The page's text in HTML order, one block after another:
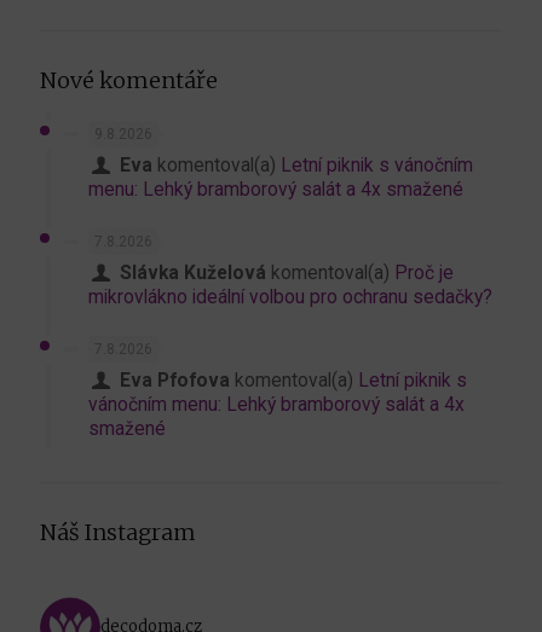
Nové komentáře
9.8.2026
Eva komentoval(a) Letní piknik s vánočním
menu: Lehký bramborový salát a 4x smažené
7.8.2026
Slávka Kuželová komentoval(a) Proč je
mikrovlákno ideální volbou pro ochranu sedačky?
7.8.2026
Eva Pfofova komentoval(a) Letní piknik s
vánočním menu: Lehký bramborový salát a 4x
smažené
Náš Instagram
decodoma.cz